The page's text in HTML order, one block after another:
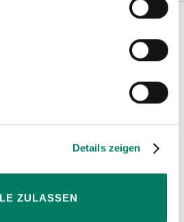
Details zeigen
ZULASSEN